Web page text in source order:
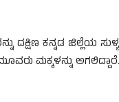
ಕನ್ನಡ ಜಿಲ್ಲೆಯ
ಮಕ್ಕಳನ್ನು ಅಗಲಿದ್ದಾರೆ.